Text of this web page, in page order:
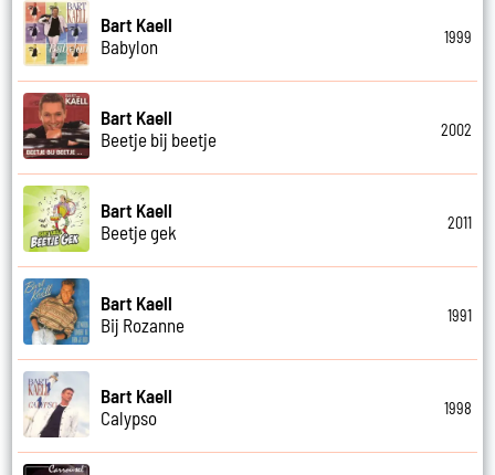
Bart Kaell
Babylon
1999
Bart Kaell
Beetje bij beetje
2002
Bart Kaell
Beetje gek
2011
Bart Kaell
Bij Rozanne
1991
Bart Kaell
Calypso
1998